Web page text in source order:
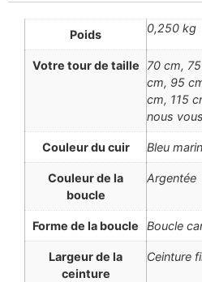
Poids 0,250 kg
Votre tour de taille
70 cm,
cm, 95
cm, 115
nous
Couleur du cuir Bleu
Couleur de la
boucle
Argentée
Forme de la boucle Boucle
Largeur de la
ceinture
Ceinture